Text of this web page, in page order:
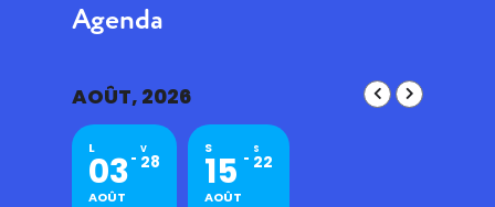
Agenda
AOÛT, 2026
L
03
AOÛT
V
28
S
15
AOÛT
S
22